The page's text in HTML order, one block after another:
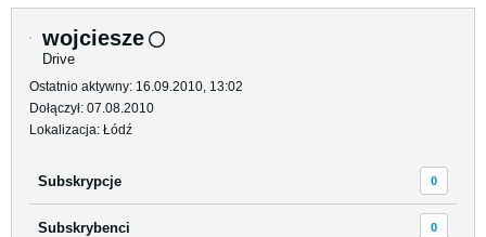
wojciesze
Drive
Ostatnio aktywny: 16.09.2010, 13:02
Dołączył: 07.08.2010
Lokalizacja: Łódź
Subskrypcje 0
Subskrybenci 0